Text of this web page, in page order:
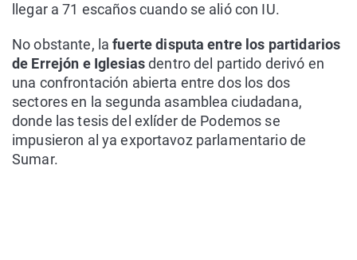
llegar a 71 escaños cuando se alió con IU.
No obstante, lafuerte disputa entre los partidarios
de Errejón e Iglesiasdentro del partido derivó en
una confrontación abierta entre dos los dos
sectores en la segunda asamblea ciudadana,
donde las tesis del exlíder de Podemos se
impusieron al ya exportavoz parlamentario de
Sumar.